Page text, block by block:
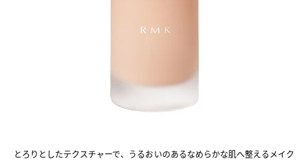
とろりとしたテクスチャーで、うるおいのあるなめらかな肌へ整えるメイク